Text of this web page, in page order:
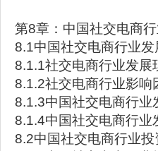
第8章：中国社交电商
8.1中国社交电商行业
8.1.1社交电商行业发展
8.1.2社交电商行业影响
8.1.3中国社交电商行业
8.1.4中国社交电商行业
8.2中国社交电商行业